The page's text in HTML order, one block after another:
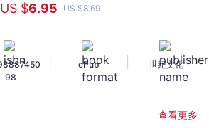
US $6.95 US $8.69
98
ePub 世紀文化
查看更多